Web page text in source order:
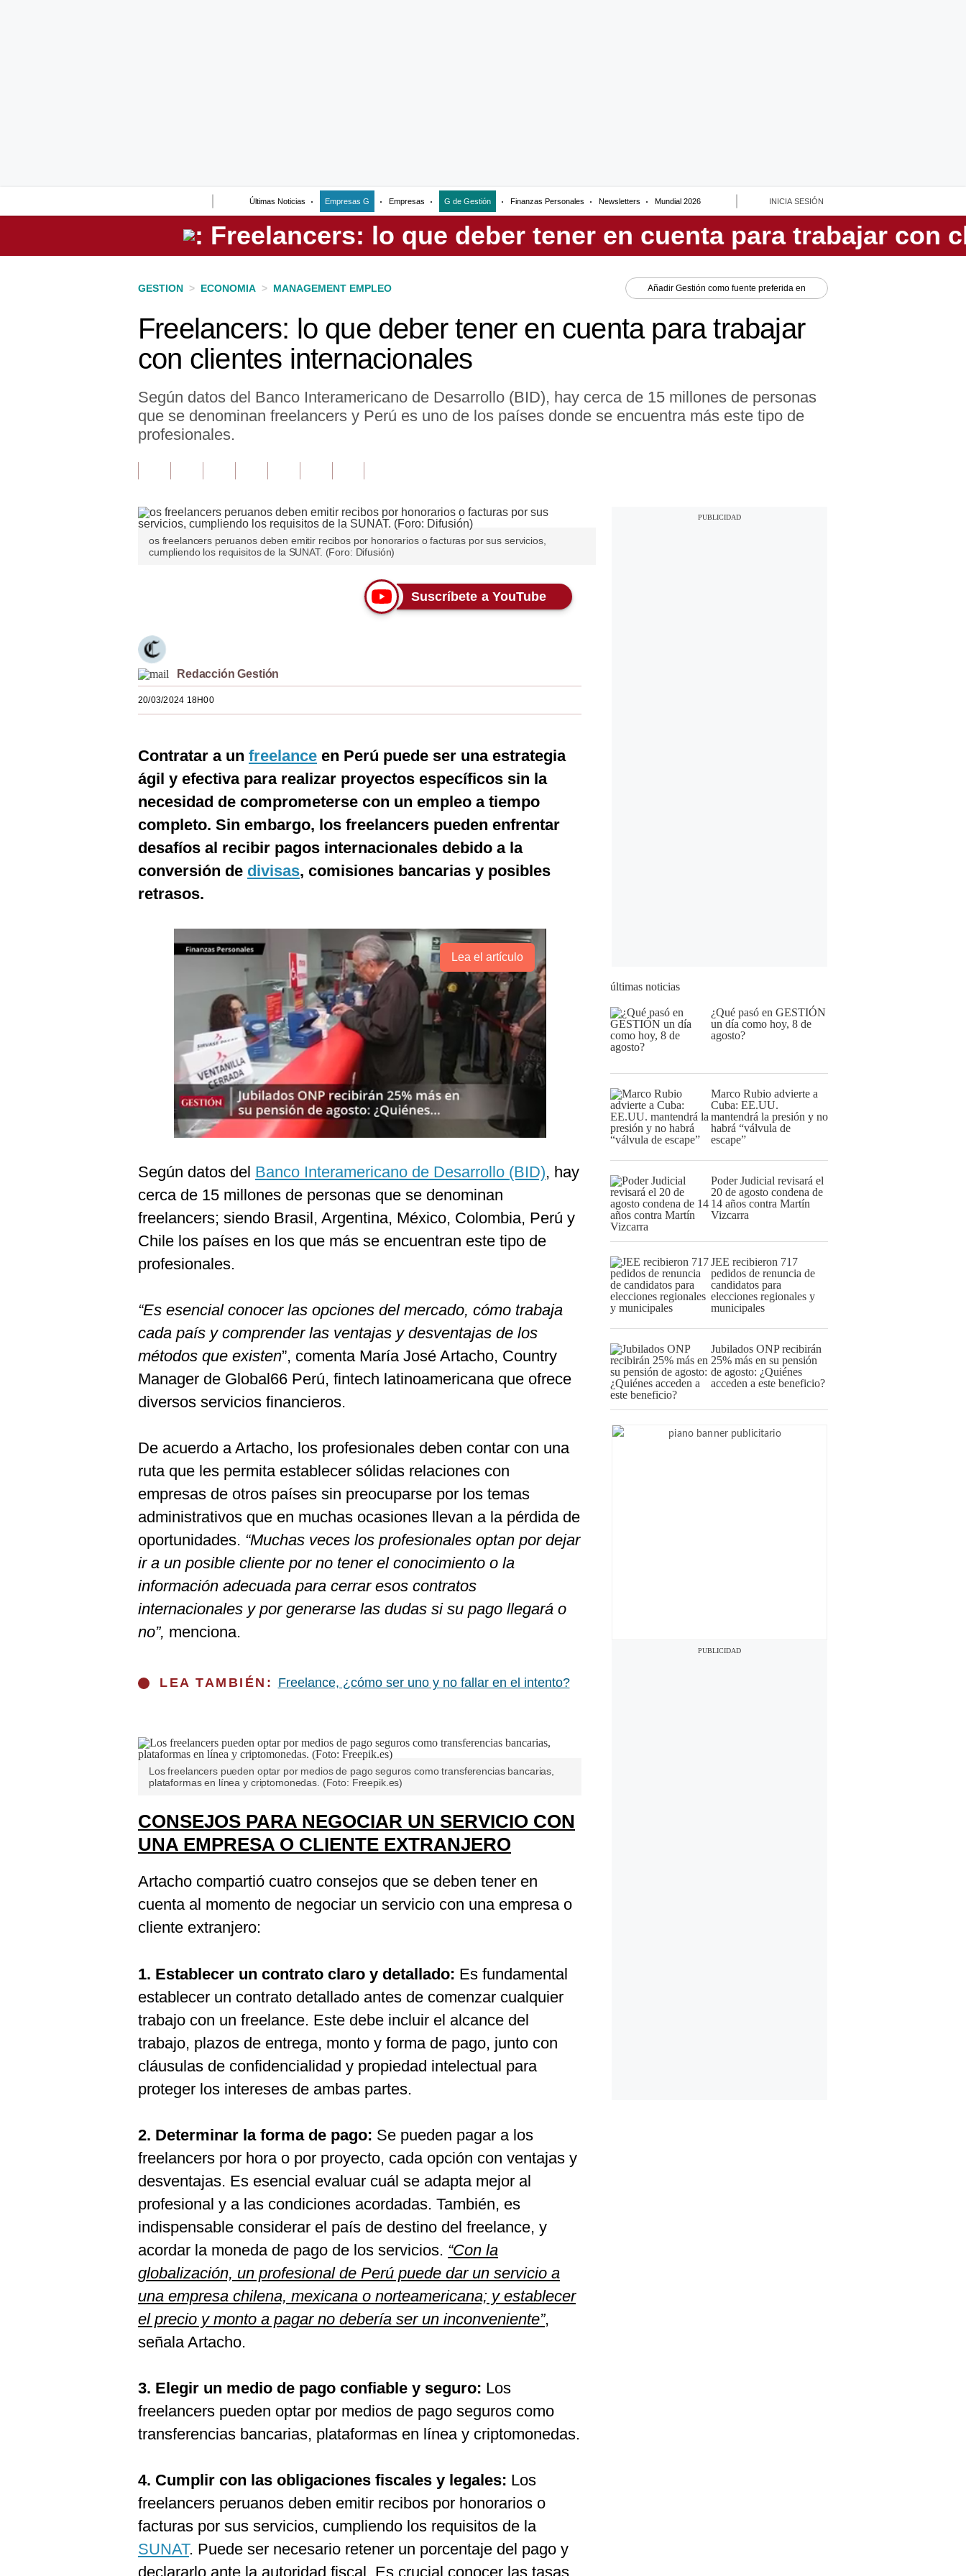
Últimas Noticias Empresas G Empresas G de Gestión Finanzas Personales Newsletters Mundial 2026 INICIA SESIÓN
Perú
GESTION > ECONOMIA > MANAGEMENT EMPLEO Añadir Gestión como fuente preferida en
Freelancers: lo que deber tener en cuenta para trabajar
con clientes internacionales
Según datos del Banco Interamericano de Desarrollo (BID), hay cerca de 15 millones de personas
que se denominan freelancers y Perú es uno de los países donde se encuentra más este tipo de
profesionales.
os freelancers peruanos deben emitir recibos por honorarios o facturas por sus servicios,
cumpliendo los requisitos de la SUNAT. (Foro: Difusión)
Suscríbete a YouTube
Redacción Gestión
20/03/2024 18H00
Contratar a un freelance en Perú puede ser una estrategia
ágil y efectiva para realizar proyectos específicos sin la
necesidad de comprometerse con un empleo a tiempo
completo. Sin embargo, los freelancers pueden enfrentar
desafíos al recibir pagos internacionales debido a la
conversión de divisas, comisiones bancarias y posibles
retrasos.
Lea el artículo
Según datos del Banco Interamericano de Desarrollo (BID), hay
cerca de 15 millones de personas que se denominan
freelancers; siendo Brasil, Argentina, México, Colombia, Perú y
Chile los países en los que más se encuentran este tipo de
profesionales.
“Es esencial conocer las opciones del mercado, cómo trabaja
cada país y comprender las ventajas y desventajas de los
métodos que existen”, comenta María José Artacho, Country
Manager de Global66 Perú, fintech latinoamericana que ofrece
diversos servicios financieros.
De acuerdo a Artacho, los profesionales deben contar con una
ruta que les permita establecer sólidas relaciones con
empresas de otros países sin preocuparse por los temas
administrativos que en muchas ocasiones llevan a la pérdida de
oportunidades. “Muchas veces los profesionales optan por dejar
ir a un posible cliente por no tener el conocimiento o la
información adecuada para cerrar esos contratos
internacionales y por generarse las dudas si su pago llegará o
no”, menciona.
LEA TAMBIÉN: Freelance, ¿cómo ser uno y no fallar en el intento?
Los freelancers pueden optar por medios de pago seguros como transferencias bancarias,
plataformas en línea y criptomonedas. (Foto: Freepik.es)
CONSEJOS PARA NEGOCIAR UN SERVICIO CON
UNA EMPRESA O CLIENTE EXTRANJERO
Artacho compartió cuatro consejos que se deben tener en
cuenta al momento de negociar un servicio con una empresa o
cliente extranjero:
1. Establecer un contrato claro y detallado: Es fundamental
establecer un contrato detallado antes de comenzar cualquier
trabajo con un freelance. Este debe incluir el alcance del
trabajo, plazos de entrega, monto y forma de pago, junto con
cláusulas de confidencialidad y propiedad intelectual para
proteger los intereses de ambas partes.
2. Determinar la forma de pago: Se pueden pagar a los
freelancers por hora o por proyecto, cada opción con ventajas y
desventajas. Es esencial evaluar cuál se adapta mejor al
profesional y a las condiciones acordadas. También, es
indispensable considerar el país de destino del freelance, y
acordar la moneda de pago de los servicios. “Con la
globalización, un profesional de Perú puede dar un servicio a
una empresa chilena, mexicana o norteamericana; y establecer
el precio y monto a pagar no debería ser un inconveniente”,
señala Artacho.
3. Elegir un medio de pago confiable y seguro: Los
freelancers pueden optar por medios de pago seguros como
transferencias bancarias, plataformas en línea y criptomonedas.
4. Cumplir con las obligaciones fiscales y legales: Los
freelancers peruanos deben emitir recibos por honorarios o
facturas por sus servicios, cumpliendo los requisitos de la
SUNAT. Puede ser necesario retener un porcentaje del pago y
declararlo ante la autoridad fiscal. Es crucial conocer las tasas
últimas noticias
¿Qué pasó en GESTIÓN
un día como hoy, 8 de
agosto?
Marco Rubio advierte a
Cuba: EE.UU.
mantendrá la presión y no
habrá “válvula de
escape”
Poder Judicial revisará el
20 de agosto condena de
14 años contra Martín
Vizcarra
JEE recibieron 717
pedidos de renuncia de
candidatos para
elecciones regionales y
municipales
Jubilados ONP recibirán
25% más en su pensión
de agosto: ¿Quiénes
acceden a este beneficio?